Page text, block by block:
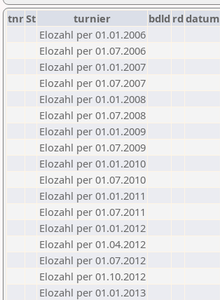
tnrSt turnier bdld rd datum
Elozahl per 01.01.2006
Elozahl per 01.07.2006
Elozahl per 01.01.2007
Elozahl per 01.07.2007
Elozahl per 01.01.2008
Elozahl per 01.07.2008
Elozahl per 01.01.2009
Elozahl per 01.07.2009
Elozahl per 01.01.2010
Elozahl per 01.07.2010
Elozahl per 01.01.2011
Elozahl per 01.07.2011
Elozahl per 01.01.2012
Elozahl per 01.04.2012
Elozahl per 01.07.2012
Elozahl per 01.10.2012
Elozahl per 01.01.2013